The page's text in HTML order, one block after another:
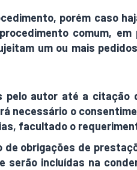
porém caso
comum,
um ou mais
autor até a
necessário o
facultado o
obrigações de
incluídas na